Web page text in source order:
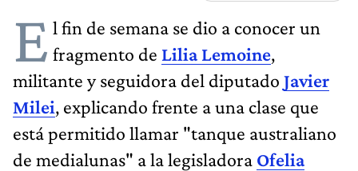
E l fin de semana se dio a conocer un
fragmento de Lilia Lemoine,
militante y seguidora del diputado Javier
Milei, explicando frente a una clase que
está permitido llamar "tanque australiano
de medialunas" a la legisladora Ofelia